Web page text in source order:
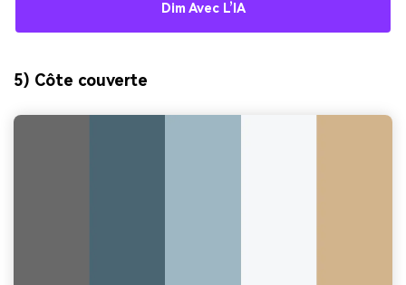
Dim Avec L’IA
5) Côte couverte